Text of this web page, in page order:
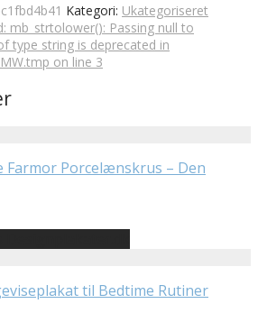
Kategori: Ukategoriseret
mb_strtolower(): Passing null to
type string is deprecated in
on line 3
Farmor Porcelænskrus – Den
til Bedtime Rutiner